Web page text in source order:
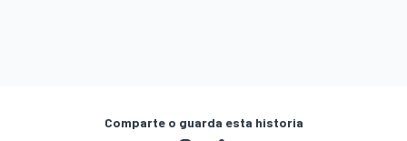
Comparte o guarda esta historia